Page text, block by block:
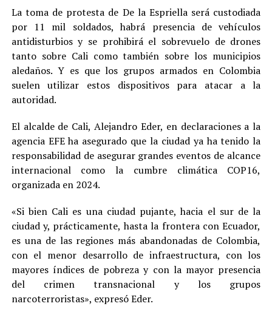
La toma de protesta de De la Espriella será custodiada
por 11 mil soldados, habrá presencia de vehículos
antidisturbios y se prohibirá el sobrevuelo de drones
tanto sobre Cali como también sobre los municipios
aledaños. Y es que los grupos armados en Colombia
suelen utilizar estos dispositivos para atacar a la
autoridad.
El alcalde de Cali, Alejandro Eder, en declaraciones a la
agencia EFE ha asegurado que la ciudad ya ha tenido la
responsabilidad de asegurar grandes eventos de alcance
internacional como la cumbre climática COP16,
organizada en 2024.
«Si bien Cali es una ciudad pujante, hacia el sur de la
ciudad y, prácticamente, hasta la frontera con Ecuador,
es una de las regiones más abandonadas de Colombia,
con el menor desarrollo de infraestructura, con los
mayores índices de pobreza y con la mayor presencia
del crimen transnacional y los grupos
narcoterroristas», expresó Eder.